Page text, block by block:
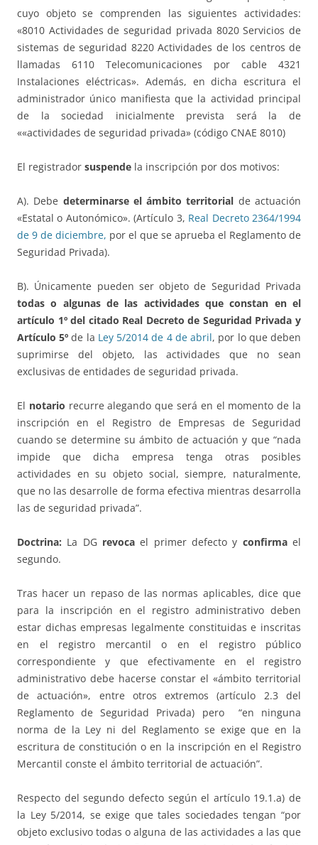
cuyo objeto se comprenden las siguientes actividades:
«8010 Actividades de seguridad privada 8020 Servicios de
sistemas de seguridad 8220 Actividades de los centros de
llamadas 6110 Telecomunicaciones por cable 4321
Instalaciones eléctricas». Además, en dicha escritura el
administrador único manifiesta que la actividad principal
de la sociedad inicialmente prevista será la de
««actividades de seguridad privada» (código CNAE 8010)
El registrador suspende la inscripción por dos motivos:
A). Debe determinarse el ámbito territorial de actuación
«Estatal o Autonómico». (Artículo 3, Real Decreto 2364/1994
de 9 de diciembre, por el que se aprueba el Reglamento de
Seguridad Privada).
B). Únicamente pueden ser objeto de Seguridad Privada
todas o algunas de las actividades que constan en el
artículo 1º del citado Real Decreto de Seguridad Privada y
Artículo 5º de la Ley 5/2014 de 4 de abril, por lo que deben
suprimirse del objeto, las actividades que no sean
exclusivas de entidades de seguridad privada.
El notario recurre alegando que será en el momento de la
inscripción en el Registro de Empresas de Seguridad
cuando se determine su ámbito de actuación y que “nada
impide que dicha empresa tenga otras posibles
actividades en su objeto social, siempre, naturalmente,
que no las desarrolle de forma efectiva mientras desarrolla
las de seguridad privada”.
Doctrina: La DG revoca el primer defecto y confirmael
segundo.
Tras hacer un repaso de las normas aplicables, dice que
para la inscripción en el registro administrativo deben
estar dichas empresas legalmente constituidas e inscritas
en el registro mercantil o en el registro público
correspondiente y que efectivamente en el registro
administrativo debe hacerse constar el «ámbito territorial
de actuación», entre otros extremos (artículo 2.3 del
Reglamento de Seguridad Privada) pero “en ninguna
norma de la Ley ni del Reglamento se exige que en la
escritura de constitución o en la inscripción en el Registro
Mercantil conste el ámbito territorial de actuación”.
Respecto del segundo defecto según el artículo 19.1.a) de
la Ley 5/2014, se exige que tales sociedades tengan “por
objeto exclusivo todas o alguna de las actividades a las que